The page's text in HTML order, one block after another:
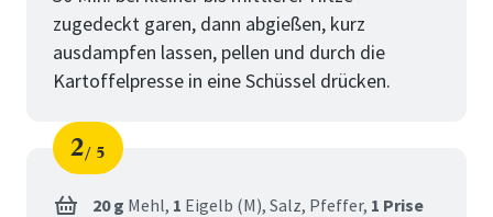
zugedeckt garen, dann abgießen, kurz
ausdampfen lassen, pellen und durch die
Kartoffelpresse in eine Schüssel drücken.
Schritt
2
von
5
20 g Mehl, 1 Eigelb (M), Salz, Pfeffer, 1 Prise